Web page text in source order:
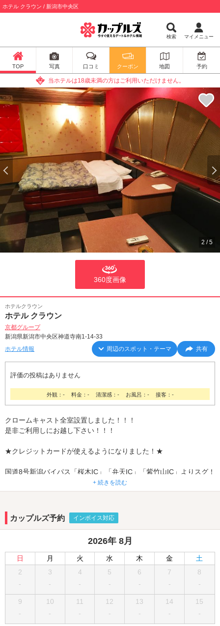
ホテル クラウン / 新潟市中央区
検索 マイメニュー
TOP 写真 口コミ クーポン 地図 予約
当ホテルは18歳未満の方はご利用いただけません。
2 /5
360度画像
ホテルクラウン
ホテル クラウン
京都グループ
新潟県新潟市中央区神道寺南1-14-33
ホテル情報
周辺のスポット・テーマ 共有
評価の投稿はありません
外観：- 料金：- 清潔感：- お風呂：- 接客：-
クロームキャスト全室設置しました！！！
是非ご利用しにお越し下さい！！！
★クレジットカードが使えるようになりました！★
国道8号新潟バイパス「桜木IC」「弁天IC」「紫竹山IC」よりスグ！
全室均一料金と明瞭な料金体系で安心してご利用頂けます。キュー
トなものからスタイリッシュなものまで揃ったお部屋やお得なサー
全室Wi-Fi、VOD、DVDプレーヤー、ジェット・バブルバスを完備！
意！軽いお食事を召し上がりたい場合はルームサービスも◎
【平日宿泊のお客様限定】
2名様分モーニング無料サービス実施中！和食or洋食からお選び頂き
フロントまでお電話を。
【メンバーになるといつでもお得】
メンバーズカード購入当日から500円OFF！コンビニBOXにて110円
で販売中。※90分休憩はご利用不可。
+ 続きを読む
カップルズ予約 インボイス対応
2026年 8月
日 月 火 水 木 金
土
2
-
3
-
4
-
5
-
6
-
7
-
8
-
9
-
10
-
11
-
12
-
13
-
14
-
15
-